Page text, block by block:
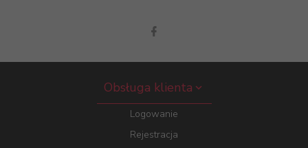
Obsługa klienta
Logowanie
Rejestracja